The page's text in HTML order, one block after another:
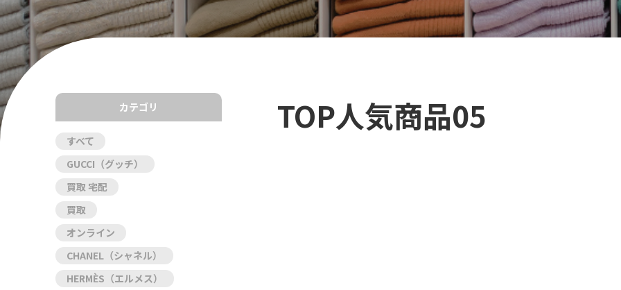
TOP人気商品05
カテゴリ
すべて
GUCCI（グッチ）
買取 宅配
買取
オンライン
CHANEL（シャネル）
HERMÈS（エルメス）